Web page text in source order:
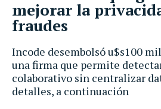
Incode desembolsó u$s100
una firma que permite
colaborativo sin centralizar
detalles, a continuación
mejorar la
fraudes